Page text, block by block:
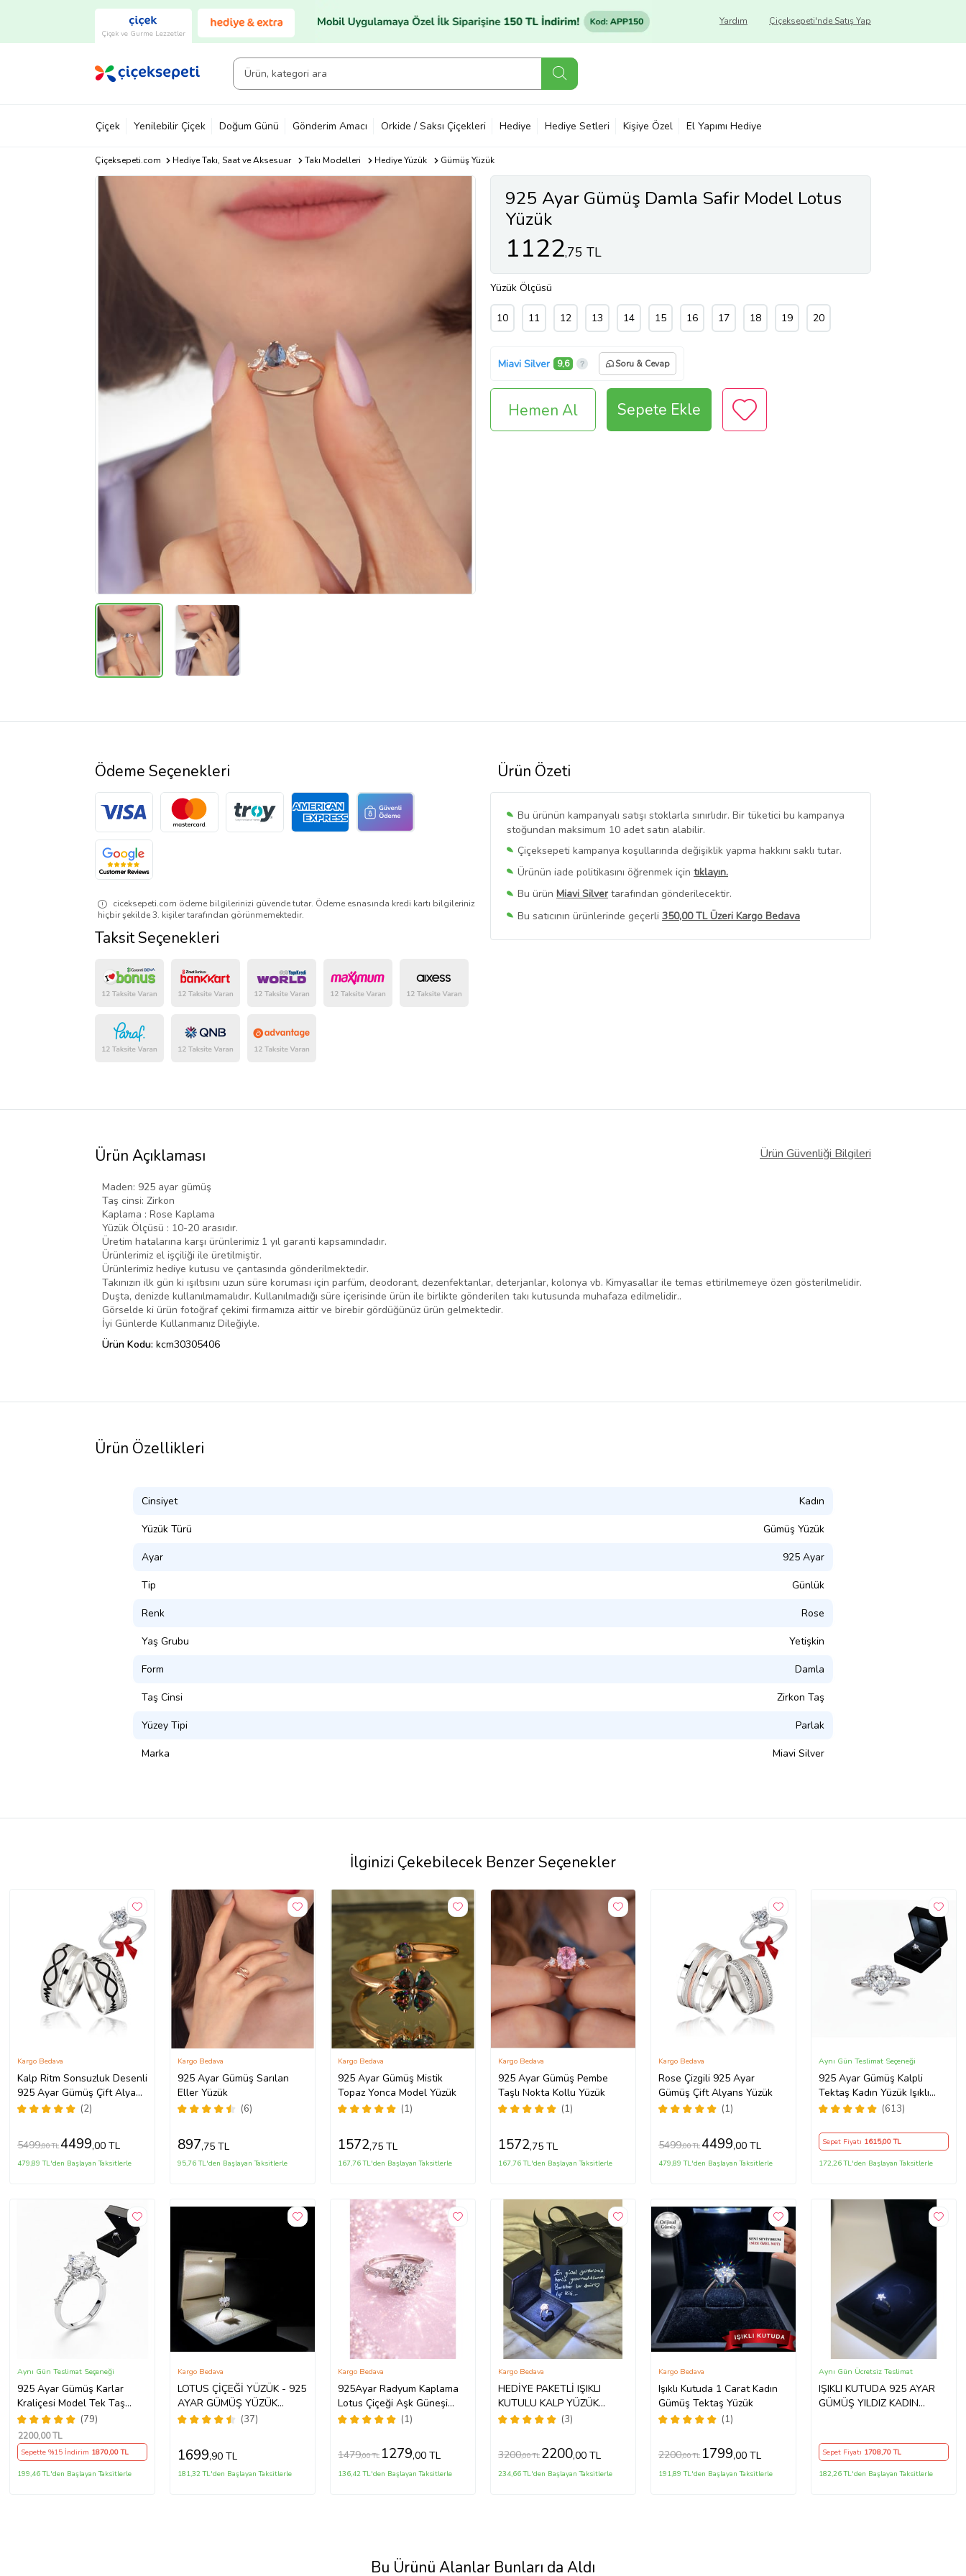
Çiçek ve Gurme Lezzetler
Çiçeksepeti'nde Satış Yap
Yardım
Çiçek Yenilebilir Çiçek Doğum Günü Gönderim Amacı Orkide / Saksı Çiçekleri Hediye Hediye Setleri Kişiye Özel El Yapımı Hediye
Çiçeksepeti.com Hediye Takı, Saat ve Aksesuar Takı Modelleri Hediye Yüzük Gümüş Yüzük
925 Ayar Gümüş Damla Safir Model Lotus
Yüzük
1122,75 TL
Yüzük Ölçüsü
10 11 12 13 14 15 16 17 18 19 20
Miavi Silver 9,6 Soru & Cevap
Hemen Al Sepete Ekle
Ürün Özeti
Bu ürünün kampanyalı satışı stoklarla sınırlıdır. Bir tüketici bu kampanya
stoğundan maksimum 10 adet satın alabilir.
Çiçeksepeti kampanya koşullarında değişiklik yapma hakkını saklı tutar.
Ürünün iade politikasını öğrenmek için tıklayın.
Bu ürün Miavi Silver tarafından gönderilecektir.
Bu satıcının ürünlerinde geçerli 350,00 TL Üzeri Kargo Bedava
Bu SatıcınınTüm Ürünlerini Görüntüle
Ödeme Seçenekleri
ciceksepeti.com ödeme bilgilerinizi güvende tutar. Ödeme esnasında kredi kartı bilgileriniz
hiçbir şekilde 3. kişiler tarafından görünmemektedir.
Taksit Seçenekleri
Ürün Açıklaması Ürün Güvenliği Bilgileri
Maden: 925 ayar gümüş
Taş cinsi: Zirkon
Kaplama : Rose Kaplama
Yüzük Ölçüsü : 10-20 arasıdır.
Üretim hatalarına karşı ürünlerimiz 1 yıl garanti kapsamındadır.
Ürünlerimiz el işçiliği ile üretilmiştir.
Ürünlerimiz hediye kutusu ve çantasında gönderilmektedir.
Takınızın ilk gün ki ışıltısını uzun süre koruması için parfüm, deodorant, dezenfektanlar, deterjanlar, kolonya vb. Kimyasallar ile temas ettirilmemeye özen gösterilmelidir.
Duşta, denizde kullanılmamalıdır. Kullanılmadığı süre içerisinde ürün ile birlikte gönderilen takı kutusunda muhafaza edilmelidir..
Görselde ki ürün fotoğraf çekimi firmamıza aittir ve birebir gördüğünüz ürün gelmektedir.
İyi Günlerde Kullanmanız Dileğiyle.
Ürün Kodu: kcm30305406
Ürün Özellikleri
Cinsiyet Kadın
Yüzük Türü Gümüş Yüzük
Ayar 925 Ayar
Tip Günlük
Renk Rose
Yaş Grubu Yetişkin
Form Damla
Taş Cinsi Zirkon Taş
Yüzey Tipi Parlak
Marka Miavi Silver
İlginizi Çekebilecek Benzer Seçenekler
Kalp Ritm Sonsuzluk Desenli
925 Ayar Gümüş Çift Alyans
Yüzük
(2)
Kargo Bedava
5499,00 TL4499,00 TL
479,89 TL'den Başlayan Taksitlerle
925 Ayar Gümüş Sarılan
Eller Yüzük
(6)
Kargo Bedava
897,75 TL
95,76 TL'den Başlayan Taksitlerle
925 Ayar Gümüş Mistik
Topaz Yonca Model Yüzük
(1)
Kargo Bedava
1572,75 TL
167,76 TL'den Başlayan Taksitlerle
925 Ayar Gümüş Pembe
Taşlı Nokta Kollu Yüzük
(1)
Kargo Bedava
1572,75 TL
167,76 TL'den Başlayan Taksitlerle
Rose Çizgili 925 Ayar
Gümüş Çift Alyans Yüzük
(1)
Kargo Bedava
5499,00 TL4499,00 TL
479,89 TL'den Başlayan Taksitlerle
925 Ayar Gümüş Kalpli
Tektaş Kadın Yüzük Işıklı
Kutuda
(613)
Aynı Gün Teslimat Seçeneği
Sepet Fiyatı 1615,00 TL
172,26 TL'den Başlayan Taksitlerle
925 Ayar Gümüş Karlar
Kraliçesi Model Tek Taş
Yüzük
(79)
Aynı Gün Teslimat Seçeneği
2200,00 TL
Sepette %15 İndirim 1870,00 TL
199,46 TL'den Başlayan Taksitlerle
LOTUS ÇİÇEĞİ YÜZÜK - 925
AYAR GÜMÜŞ YÜZÜK
(Beyaz)
(37)
Kargo Bedava
1699,90 TL
181,32 TL'den Başlayan Taksitlerle
925Ayar Radyum Kaplama
Lotus Çiçeği Aşk Güneşi
Gümüş Yüzük (1)
Kargo Bedava
1479,00 TL 1279,00 TL
136,42 TL'den Başlayan Taksitlerle
HEDİYE PAKETLİ IŞIKLI
KUTULU KALP YÜZÜK
PANDORA MODEL YÜZÜK
(3)
Kargo Bedava
3200,00 TL 2200,00 TL
234,66 TL'den Başlayan Taksitlerle
Işıklı Kutuda 1 Carat Kadın
Gümüş Tektaş Yüzük
(1)
Kargo Bedava
2200,00 TL 1799,00 TL
191,89 TL'den Başlayan Taksitlerle
IŞIKLI KUTUDA 925 AYAR
GÜMÜŞ YILDIZ KADIN
Aynı Gün Ücretsiz Teslimat
Sepet Fiyatı 1708,70 TL
182,26 TL'den Başlayan Taksitlerle
Bu Ürünü Alanlar Bunları da Aldı